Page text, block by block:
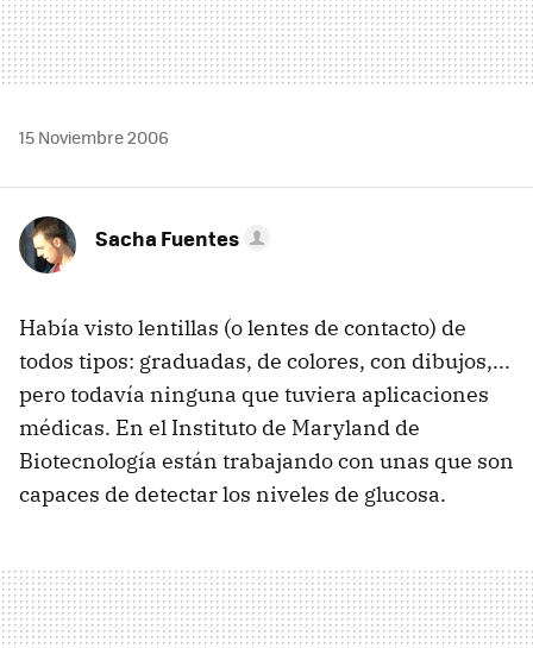
15 Noviembre 2006
Sacha Fuentes
Había visto lentillas (o lentes de contacto) de
todos tipos: graduadas, de colores, con dibujos,...
pero todavía ninguna que tuviera aplicaciones
médicas. En el Instituto de Maryland de
Biotecnología están trabajando con unas que son
capaces de detectar los niveles de glucosa.